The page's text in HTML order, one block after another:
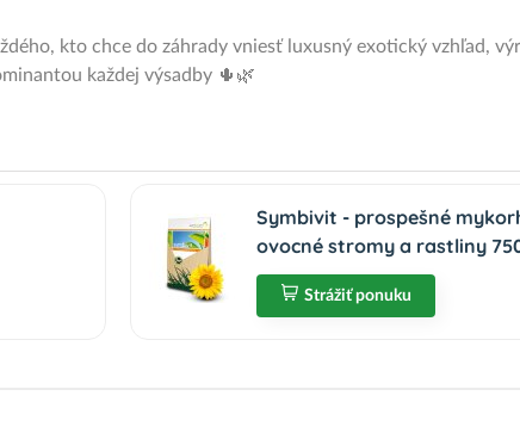
kto chce do záhrady vniesť luxusný exotický vzhľad,
každej výsadby 🌵🌿
Symbivit - prospešné
ovocné stromy a rastliny
Strážiť ponuku